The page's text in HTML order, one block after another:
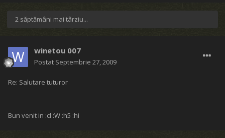
2 săptămâni mai târziu...
winetou 007
Postat Septembrie 27, 2009
Re: Salutare tuturor
Bun venit in :cl :W :h5 :hi